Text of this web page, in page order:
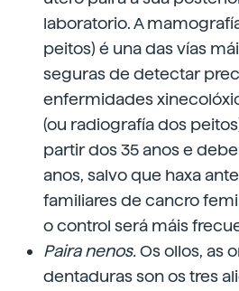
laboratorio. A
peitos) é una das vías
seguras de detectar
enfermidades
(ou radiografía dos
partir dos 35 anos e
anos, salvo que haxa
familiares de cancro
o control será máis
Paira nenos.Os ollos, as
dentaduras son os tres